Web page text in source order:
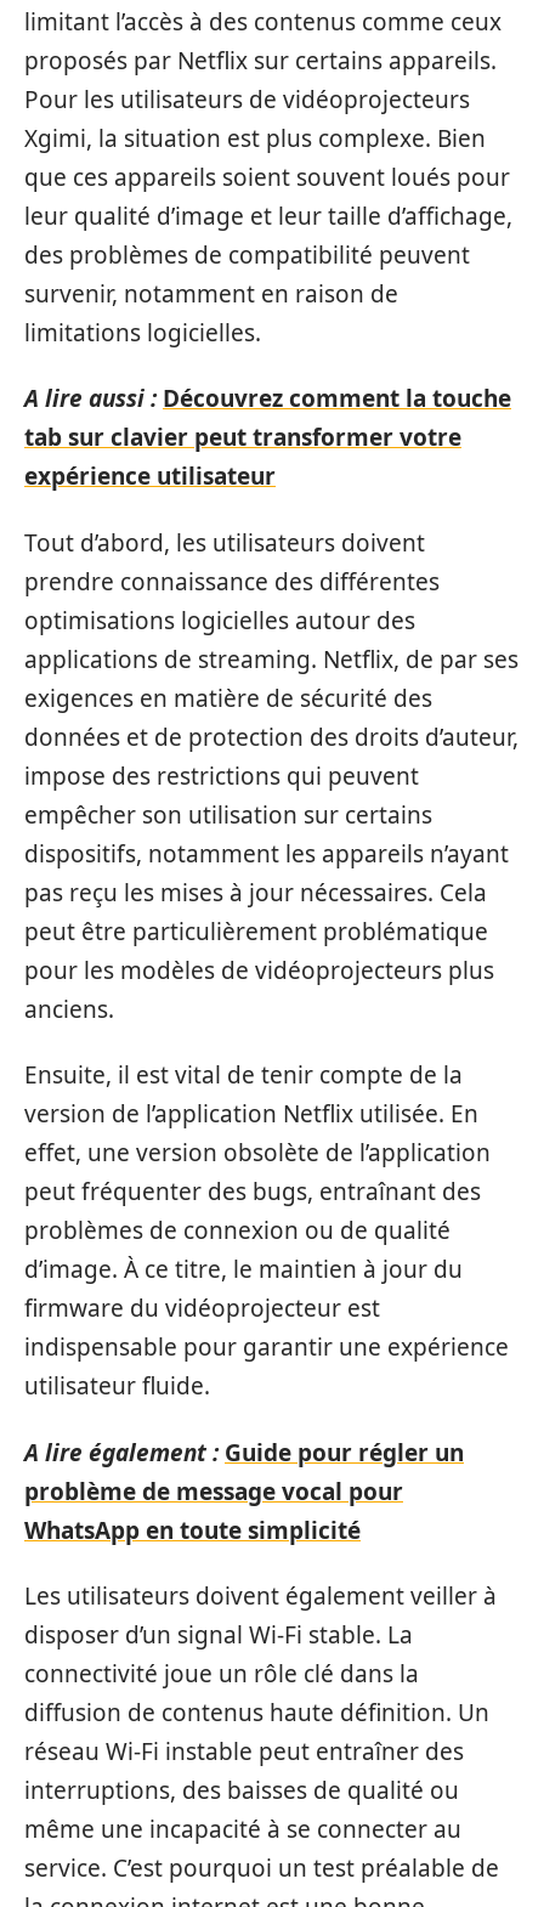
limitant l’accès à des contenus comme ceux
proposés par Netflix sur certains appareils.
Pour les utilisateurs de vidéoprojecteurs
Xgimi, la situation est plus complexe. Bien
que ces appareils soient souvent loués pour
leur qualité d’image et leur taille d’affichage,
des problèmes de compatibilité peuvent
survenir, notamment en raison de
limitations logicielles.
A lire aussi : Découvrez comment la touche
tab sur clavier peut transformer votre
expérience utilisateur
Tout d’abord, les utilisateurs doivent
prendre connaissance des différentes
optimisations logicielles autour des
applications de streaming. Netflix, de par ses
exigences en matière de sécurité des
données et de protection des droits d’auteur,
impose des restrictions qui peuvent
empêcher son utilisation sur certains
dispositifs, notamment les appareils n’ayant
pas reçu les mises à jour nécessaires. Cela
peut être particulièrement problématique
pour les modèles de vidéoprojecteurs plus
anciens.
Ensuite, il est vital de tenir compte de la
version de l’application Netflix utilisée. En
effet, une version obsolète de l’application
peut fréquenter des bugs, entraînant des
problèmes de connexion ou de qualité
d’image. À ce titre, le maintien à jour du
firmware du vidéoprojecteur est
indispensable pour garantir une expérience
utilisateur fluide.
A lire également : Guide pour régler un
problème de message vocal pour
WhatsApp en toute simplicité
Les utilisateurs doivent également veiller à
disposer d’un signal Wi-Fi stable. La
connectivité joue un rôle clé dans la
diffusion de contenus haute définition. Un
réseau Wi-Fi instable peut entraîner des
interruptions, des baisses de qualité ou
même une incapacité à se connecter au
service. C’est pourquoi un test préalable de